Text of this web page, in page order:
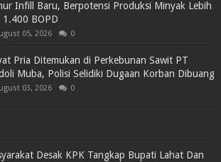
Infill Baru, Berpotensi Produksi Minyak Lebih
1.400 BOPD
05, 2026 0
Pria Ditemukan di Perkebunan Sawit PT
Muba, Polisi Selidiki Dugaan Korban Dibuang
03, 2026 0
Desak KPK Tangkap Bupati Lahat Dan